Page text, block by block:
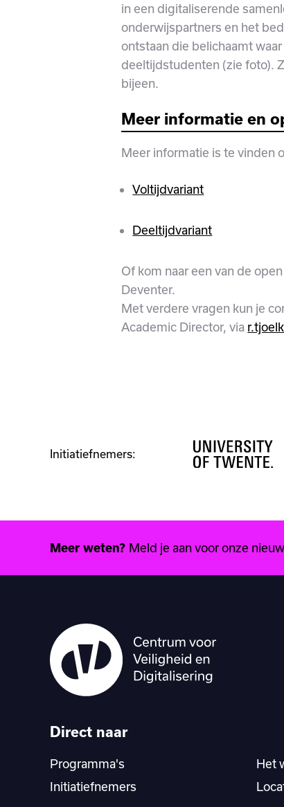
in een digitaliserende
onderwijspartners en het
ontstaan die belichaamt
deeltijdstudenten (zie foto).
bijeen.
Meer informatie en
Meer informatie is te vinden
Voltijdvariant
Deeltijdvariant
Of kom naar een van de
Deventer.
Met verdere vragen kun je
Academic Director, via
Initiatiefnemers:
Meer weten? Meld je aan voor onze
Direct naar
Programma's
Initiatiefnemers
Het